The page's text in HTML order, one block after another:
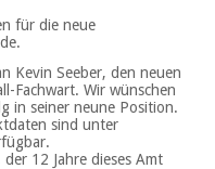
für die neue
Kevin Seeber, den neuen
Fachwart. Wir wünschen
in seiner neune Position.
sind unter
der 12 Jahre dieses Amt